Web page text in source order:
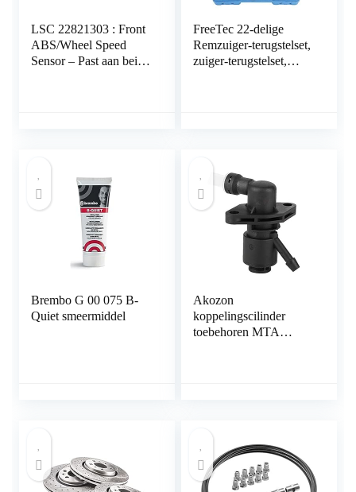
LSC 22821303 : Front
ABS/Wheel Speed
Sensor – Past aan beide
FreeTec 22-delige
Remzuiger-terugstelset,
zuiger-terugstelset,
Brembo G 00 075 B-
Quiet smeermiddel
Akozon
koppelingscilinder
toebehoren MTA